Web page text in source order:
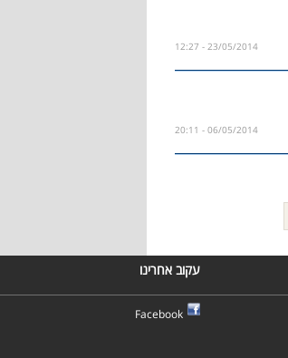
23/05/2014 - 12:27
06/05/2014 - 20:11
עקוב אחרינו
Facebook